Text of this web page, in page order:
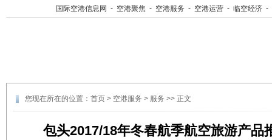
国际空港信息网 - 空港聚焦 - 空港服务 - 空港运营 - 临空经济 -
您现在所在的位置： 首页 > 空港服务 > 服务 >> 正文
包头2017/18年冬春航季航空旅游产品